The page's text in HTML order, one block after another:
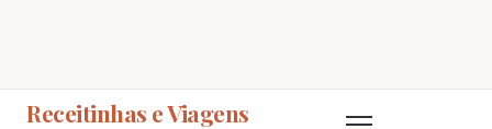
Receitinhas e Viagens